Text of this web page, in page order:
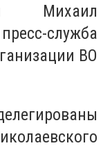
Михаил
служба
ВО